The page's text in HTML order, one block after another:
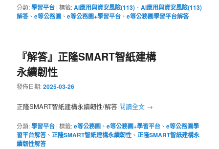
分類:學習平台 |標籤:AI應用與資安風險(113) 、AI應用與資安風險(113)
解答、e等公務園 、e等公務園+學習平台 、e等公務園學習平台解答
『解答』正隆SMART智紙建構
永續韌性
發佈日期:2025-03-26
正隆SMART智紙建構永續韌性/解答 閱讀全文 →
分類:學習平台 |標籤:e等公務園 、e等公務園+學習平台 、e等公務園學
習平台解答、正隆SMART智紙建構永續韌性 、正隆SMART智紙建構永
續韌性解答